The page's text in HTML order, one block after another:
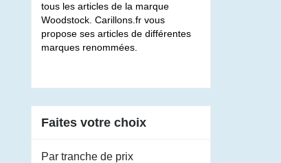
tous les articles de la marque
Woodstock. Carillons.fr vous
propose ses articles de différentes
marques renommées.
Faites votre choix
Par tranche de prix